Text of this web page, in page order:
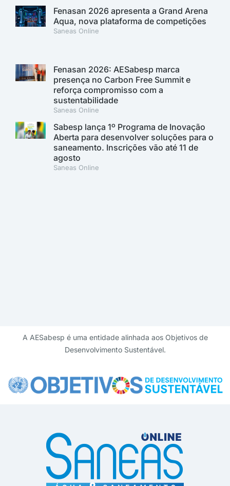
Fenasan 2026 apresenta a Grand Arena
Aqua, nova plataforma de competições
Saneas Online
Fenasan 2026: AESabesp marca
presença no Carbon Free Summit e
reforça compromisso com a
sustentabilidade
Saneas Online
Sabesp lança 1º Programa de Inovação
Aberta para desenvolver soluções para o
saneamento. Inscrições vão até 11 de
agosto
Saneas Online
A AESabesp é uma entidade alinhada aos Objetivos de
Desenvolvimento Sustentável.